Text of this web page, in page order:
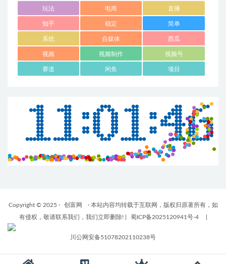
玩法 电商 直播
知乎 稳定 简单
系统 自媒体 西瓜
视频 视频制作 视频号
赛道 闲鱼 项目
Copyright © 2025 · 创富网
· 本站内容均转载于互联网，版权归原著所有，如
有侵权，敬请联系我们，我们立即删除!
蜀ICP备2025120941号-4
川公网安备51078202110238号